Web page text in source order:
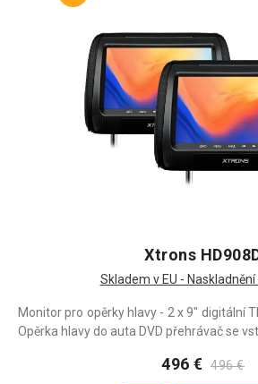
Xtrons
Skladem v EU -
Monitor pro opěrky hlavy - 2 x 9" digitální
Opěrka hlavy do auta DVD přehrávač se
496 € 496 €